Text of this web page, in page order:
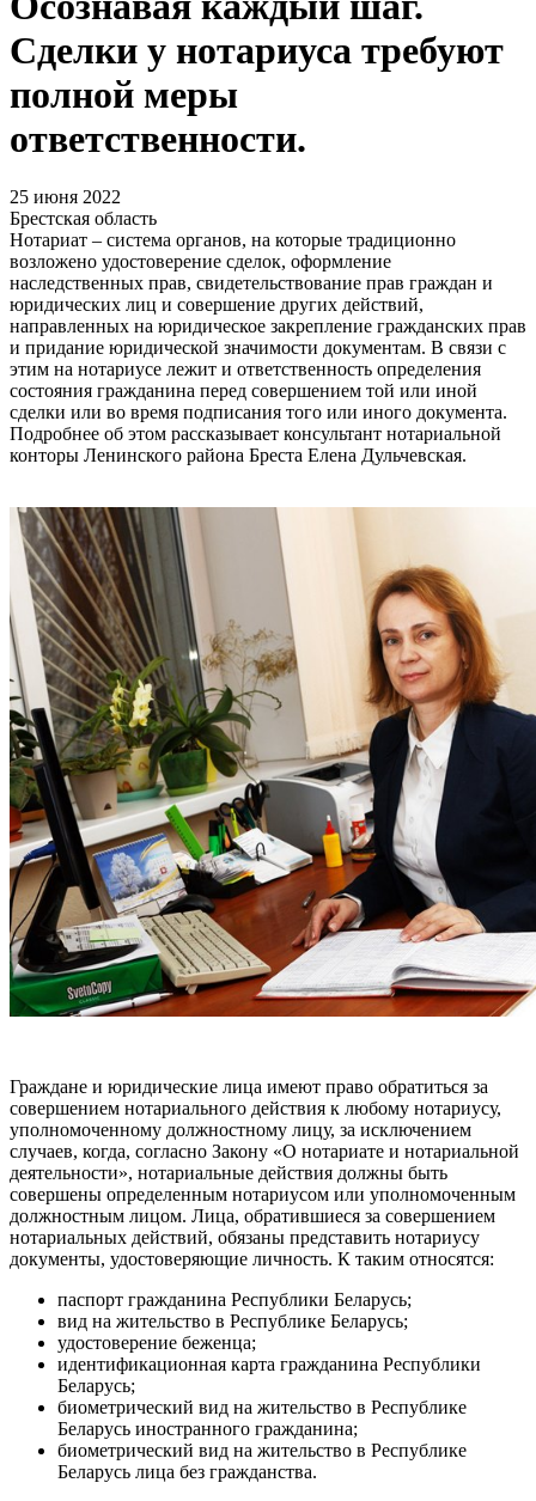
Сделки у нотариуса требуют
полной меры
ответственности.
25 июня 2022
Брестская область
Нотариат – система органов, на которые традиционно
возложено удостоверение сделок, оформление
наследственных прав, свидетельствование прав граждан и
юридических лиц и совершение других действий,
направленных на юридическое закрепление гражданских прав
и придание юридической значимости документам. В связи с
этим на нотариусе лежит и ответственность определения
состояния гражданина перед совершением той или иной
сделки или во время подписания того или иного документа.
Подробнее об этом рассказывает консультант нотариальной
конторы Ленинского района Бреста Елена Дульчевская.
Граждане и юридические лица имеют право обратиться за
совершением нотариального действия к любому нотариусу,
уполномоченному должностному лицу, за исключением
случаев, когда, согласно Закону «О нотариате и нотариальной
деятельности», нотариальные действия должны быть
совершены определенным нотариусом или уполномоченным
должностным лицом. Лица, обратившиеся за совершением
нотариальных действий, обязаны представить нотариусу
документы, удостоверяющие личность. К таким относятся:
паспорт гражданина Республики Беларусь;
вид на жительство в Республике Беларусь;
удостоверение беженца;
идентификационная карта гражданина Республики
Беларусь;
биометрический вид на жительство в Республике
Беларусь иностранного гражданина;
биометрический вид на жительство в Республике
Беларусь лица без гражданства.